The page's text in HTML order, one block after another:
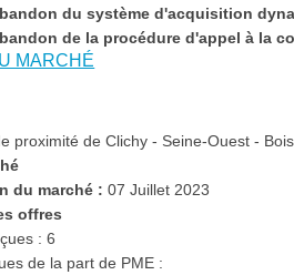
du système d'acquisition
de la procédure d'appel à la
MARCHÉ
proximité de Clichy - Seine-Ouest -
du marché : 07 Juillet 2023
offres
: 6
de la part de PME :